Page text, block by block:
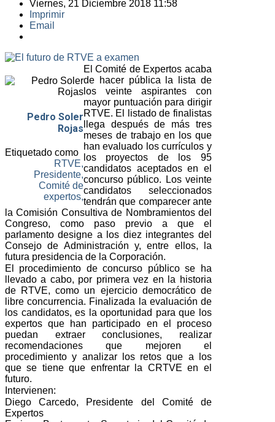
Viernes, 21 Diciembre 2018 11:58
Imprimir
Email
Pedro Soler
Rojas
Etiquetado como
RTVE,
Presidente,
Comité de
expertos,
El Comité de Expertos acaba
de hacer pública la lista de
los veinte aspirantes con
mayor puntuación para dirigir
RTVE. El listado de finalistas
llega después de más tres
meses de trabajo en los que
han evaluado los currículos y
los proyectos de los 95
candidatos aceptados en el
concurso público. Los veinte
candidatos seleccionados
tendrán que comparecer ante
la Comisión Consultiva de Nombramientos del
Congreso, como paso previo a que el
parlamento designe a los diez integrantes del
Consejo de Administración y, entre ellos, la
futura presidencia de la Corporación.
El procedimiento de concurso público se ha
llevado a cabo, por primera vez en la historia
de RTVE, como un ejercicio democrático de
libre concurrencia. Finalizada la evaluación de
los candidatos, es la oportunidad para que los
expertos que han participado en el proceso
puedan extraer conclusiones, realizar
recomendaciones que mejoren el
procedimiento y analizar los retos que a los
que se tiene que enfrentar la CRTVE en el
futuro.
Intervienen:
Diego Carcedo, Presidente del Comité de
Expertos